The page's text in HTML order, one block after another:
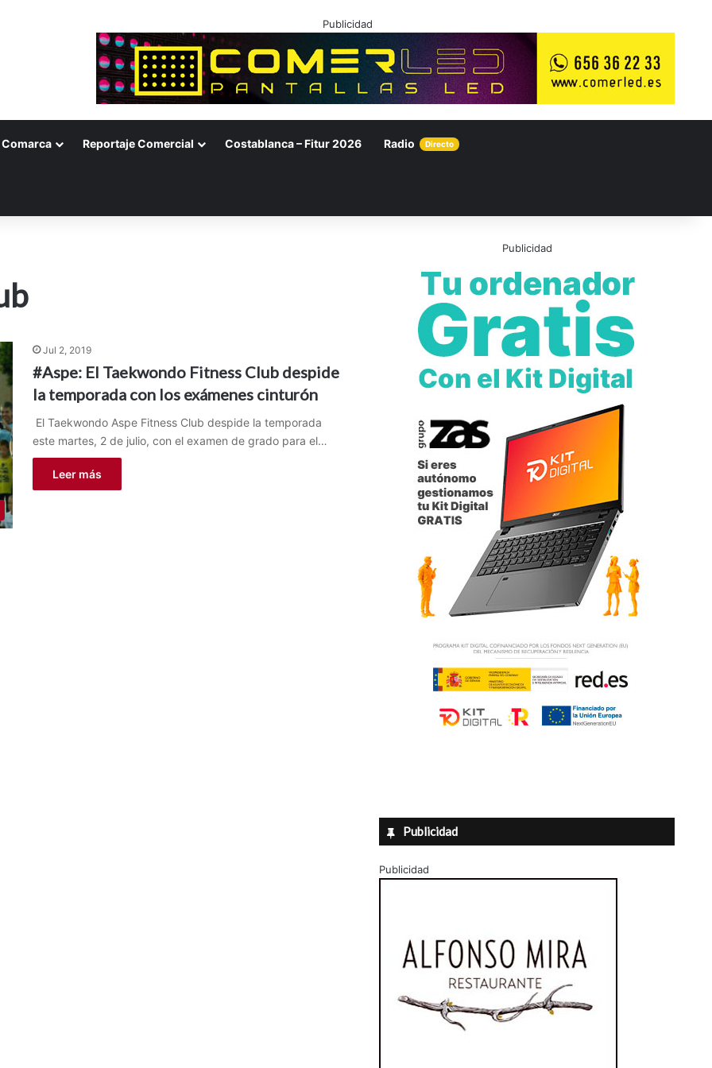
Publicidad
Comarca Reportaje Comercial Costablanca – Fitur 2026 Radio Directo
Jul 2, 2019
#Aspe: El Taekwondo Fitness Club despide
la temporada con los exámenes cinturón
El Taekwondo Aspe Fitness Club despide la temporada
este martes, 2 de julio, con el examen de grado para el…
Leer más
Publicidad
Publicidad
Publicidad